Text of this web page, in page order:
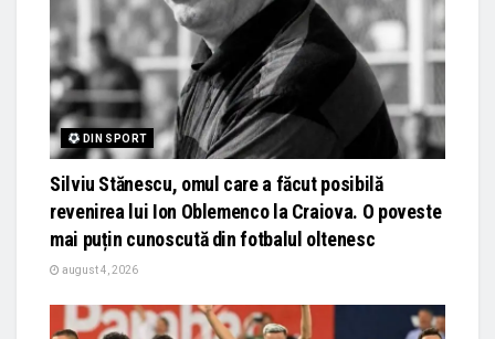
DIN SPORT
Silviu Stănescu, omul care a făcut posibilă
revenirea lui Ion Oblemenco la Craiova. O poveste
mai puțin cunoscută din fotbalul oltenesc
august 4, 2026